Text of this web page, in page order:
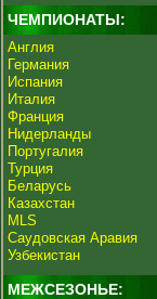
ЧЕМПИОНАТЫ:
Англия
Германия
Испания
Италия
Франция
Нидерланды
Португалия
Турция
Беларусь
Казахстан
MLS
Саудовская Аравия
Узбекистан
МЕЖСЕЗОНЬЕ: